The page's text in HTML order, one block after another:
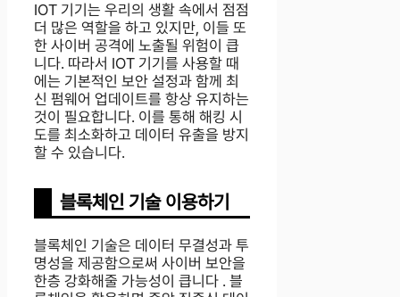
IOT 기기는 우리의 생활 속에서 점점
더 많은 역할을 하고 있지만, 이들 또
한 사이버 공격에 노출될 위험이 큽
니다. 따라서 IOT 기기를 사용할 때
에는 기본적인 보안 설정과 함께 최
신 펌웨어 업데이트를 항상 유지하는
것이 필요합니다. 이를 통해 해킹 시
도를 최소화하고 데이터 유출을 방지
할 수 있습니다.
블록체인 기술 이용하기
블록체인 기술은 데이터 무결성과 투
명성을 제공함으로써 사이버 보안을
한층 강화해줄 가능성이 큽니다 . 블